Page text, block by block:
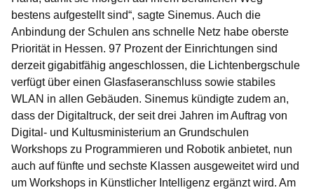
bestens aufgestellt sind“, sagte Sinemus. Auch die
Anbindung der Schulen ans schnelle Netz habe oberste
Priorität in Hessen. 97 Prozent der Einrichtungen sind
derzeit gigabitfähig angeschlossen, die Lichtenbergschule
verfügt über einen Glasfaseranschluss sowie stabiles
WLAN in allen Gebäuden. Sinemus kündigte zudem an,
dass der Digitaltruck, der seit drei Jahren im Auftrag von
Digital- und Kultusministerium an Grundschulen
Workshops zu Programmieren und Robotik anbietet, nun
auch auf fünfte und sechste Klassen ausgeweitet wird und
um Workshops in Künstlicher Intelligenz ergänzt wird. Am